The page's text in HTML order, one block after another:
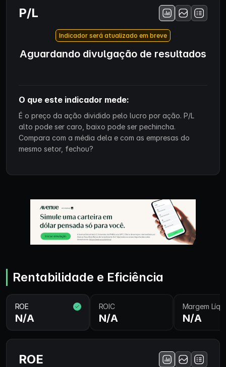
P/L
Indicador será atualizado em breve
Aguardando divulgação de resultados
O que este indicador mede:
É o preço da ação dividido pelo lucro por ação. P/L
alto pode ser caro, baixo pode ser pechincha.
Compara com a média dela e com as empresas do
mesmo setor, fechou?
Rentabilidade e Eficiência
ROE
N/A
ROIC
N/A
Margem
N/A
ROE